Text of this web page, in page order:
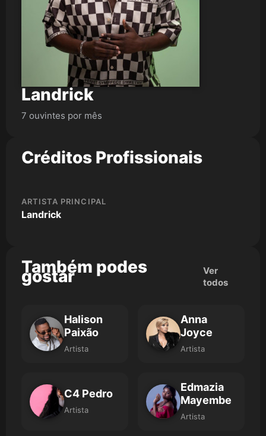
Landrick
7 ouvintes por mês
Créditos Profissionais
ARTISTA PRINCIPAL
Landrick
Também podes
gostar
Ver
todos
Halison
Paixão
Artista
Anna
Joyce
Artista
C4 Pedro
Artista
Edmazia
Mayembe
Artista